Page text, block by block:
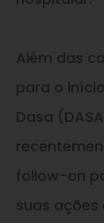
Além das
para o
Dasa
follow-on
suas